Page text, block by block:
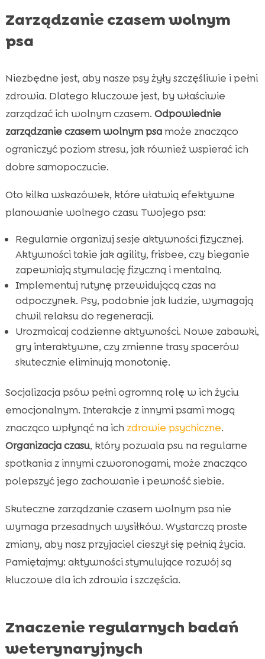
Zarządzanie czasem wolnym
psa
Niezbędne jest, aby nasze psy żyły szczęśliwie i pełni
zdrowia. Dlatego kluczowe jest, by właściwie
zarządzać ich wolnym czasem. Odpowiednie
zarządzanie czasem wolnym psamoże znacząco
ograniczyć poziom stresu, jak również wspierać ich
dobre samopoczucie.
Oto kilka wskazówek, które ułatwią efektywne
planowanie wolnego czasu Twojego psa:
Regularnie organizuj sesje aktywności fizycznej.
Aktywności takie jak agility, frisbee, czy bieganie
zapewniają stymulację fizyczną i mentalną.
Implementuj rutynę przewidującą czas na
odpoczynek. Psy, podobnie jak ludzie, wymagają
chwil relaksu do regeneracji.
Urozmaicaj codzienne aktywności. Nowe zabawki,
gry interaktywne, czy zmienne trasy spacerów
skutecznie eliminują monotonię.
Socjalizacja psów pełni ogromną rolę w ich życiu
emocjonalnym. Interakcje z innymi psami mogą
znacząco wpłynąć na ich zdrowie psychiczne.
Organizacja czasu, który pozwala psu na regularne
spotkania z innymi czworonogami, może znacząco
polepszyć jego zachowanie i pewność siebie.
Skuteczne zarządzanie czasem wolnym psa nie
wymaga przesadnych wysiłków. Wystarczą proste
zmiany, aby nasz przyjaciel cieszył się pełnią życia.
Pamiętajmy: aktywności stymulujące rozwój są
kluczowe dla ich zdrowia i szczęścia.
Znaczenie regularnych badań
weterynaryjnych